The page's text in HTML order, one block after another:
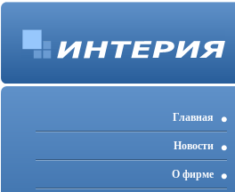
Главная
Новости
О фирме